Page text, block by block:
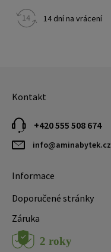
14 dní na vrácení
Kontakt
+420 555 508 674
info@aminabytek.cz
Informace
Doporučené stránky
Záruka